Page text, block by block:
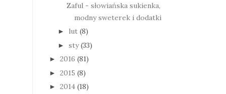
Zaful - słowiańska sukienka,
modny sweterek i dodatki
► lut (8)
► sty (33)
► 2016 (81)
► 2015 (8)
► 2014 (18)